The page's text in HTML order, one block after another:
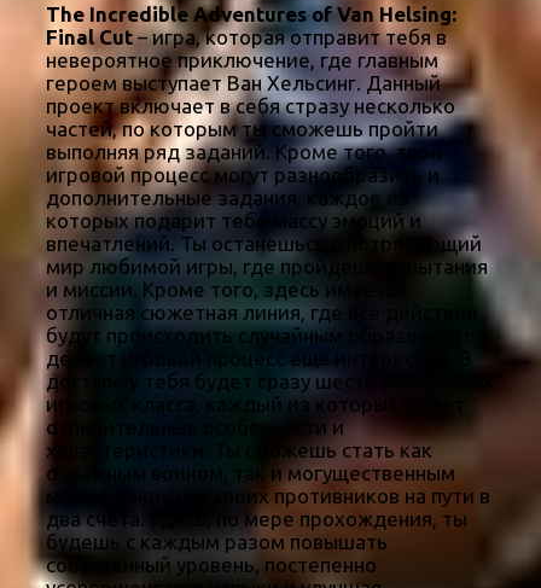
The Incredible Adventures of Van Helsing:
Final Cut– игра, которая отправит тебя в
невероятное приключение, где главным
героем выступает Ван Хельсинг. Данный
проект включает в себя стразу несколько
частей, по которым ты сможешь пройти
выполняя ряд заданий. Кроме того, твой
игровой процесс могут разнообразить и
дополнительные задания, каждое из
которых подарит тебе массу эмоций и
впечатлений. Ты останешься в потрясающий
мир любимой игры, где пройдешь испытания
и миссии. Кроме того, здесь имеется
отличная сюжетная линия, где все действия
будут происходить случайным образом, что
делает игровой процесс ещё интереснее. В
доступе у тебя будет сразу шесть уникальных
игровых класса, каждый из которых имеет
отличительные особенности и
характеристики. Ты сможешь стать как
отважным воином, так и могущественным
магом, сокрушая своих противников на пути в
два счета. Здесь, по мере прохождения, ты
будешь с каждым разом повышать
собственный уровень, постепенно